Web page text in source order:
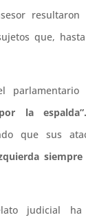
que,
la
que sus
siempre
judicial ha